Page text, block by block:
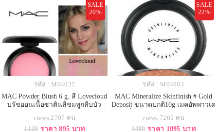
SALE
20%
รหัส : M04022
MAC Powder Blush 6 g. สี Lovecloud
บรัชออนเนื้อซาตินสีชมพูกลีบบัว
ชีวิตชีวา และดูเป็นธรรมชาติ เนื้อ
เนียนละเอียด ไอเท็มสุดฮิตที่สาวๆ
views 2797 คน
1120 ราคา 895 บาท
SALE
22%
รหัส : M04003
MAC Mineralize Skinfinish # Gold
Deposit ขนาดปกติ10g เมคอัพพาวเด
น้ำตาลอมส้มประกายทอง ไล้บน
โหนกแก้มให้สีระเรื่อ หรือจะใช้
views 7205 คน
1400 ราคา 1095 บาท